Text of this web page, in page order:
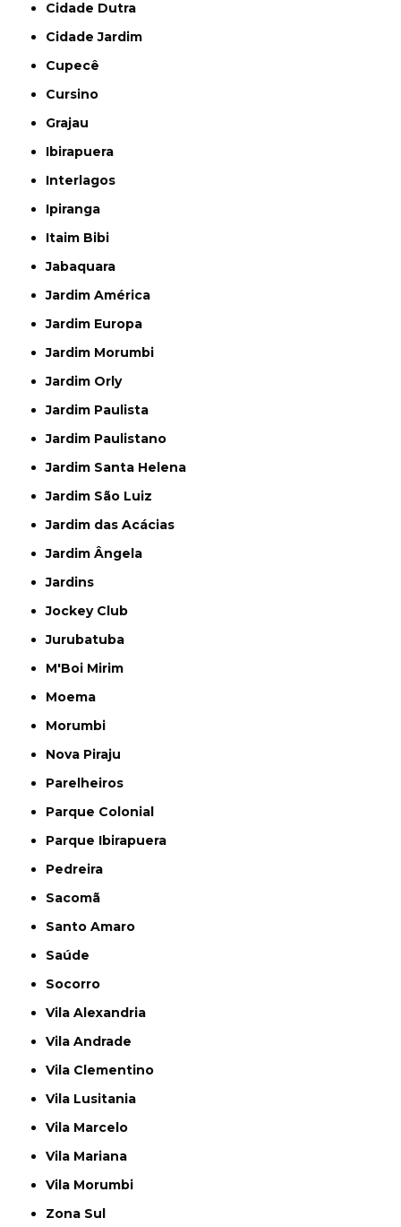
Cidade Dutra
Cidade Jardim
Cupecê
Cursino
Grajau
Ibirapuera
Interlagos
Ipiranga
Itaim Bibi
Jabaquara
Jardim América
Jardim Europa
Jardim Morumbi
Jardim Orly
Jardim Paulista
Jardim Paulistano
Jardim Santa Helena
Jardim São Luiz
Jardim das Acácias
Jardim Ângela
Jardins
Jockey Club
Jurubatuba
M'Boi Mirim
Moema
Morumbi
Nova Piraju
Parelheiros
Parque Colonial
Parque Ibirapuera
Pedreira
Sacomã
Santo Amaro
Saúde
Socorro
Vila Alexandria
Vila Andrade
Vila Clementino
Vila Lusitania
Vila Marcelo
Vila Mariana
Vila Morumbi
Zona Sul